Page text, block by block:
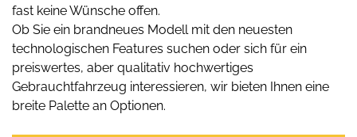
fast keine Wünsche offen.
Ob Sie ein brandneues Modell mit den neuesten
technologischen Features suchen oder sich für ein
preiswertes, aber qualitativ hochwertiges
Gebrauchtfahrzeug interessieren, wir bieten Ihnen eine
breite Palette an Optionen.